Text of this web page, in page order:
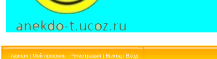
Главная | Мой профиль | Регистрация | Выход | Вход